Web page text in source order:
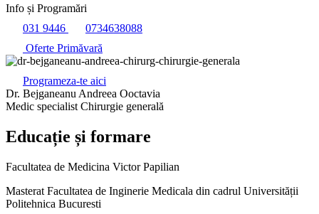
Info și Programări
031 9446
0734638088
Oferte Primăvară
Programeza-te aici
Dr. Bejganeanu Andreea Ooctavia
Medic specialist Chirurgie generală
Educație și formare
Facultatea de Medicina Victor Papilian
Masterat Facultatea de Inginerie Medicala din cadrul Universității
Politehnica Bucuresti